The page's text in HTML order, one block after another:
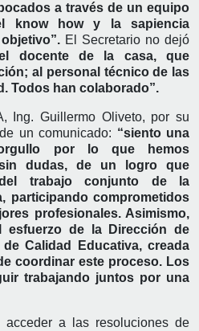
a través de un equipo
know how y la sapiencia
El Secretario no dejó
docente de la casa, que
al personal técnico de las
Todos han colaborado”.
Ing. Guillermo Oliveto, por su
un comunicado: “siento una
por lo que hemos
dudas, de un logro que
trabajo conjunto de la
participando comprometidos
profesionales. Asimismo,
esfuerzo de la Dirección de
Calidad Educativa, creada
coordinar este proceso. Los
trabajando juntos por una
a las resoluciones de